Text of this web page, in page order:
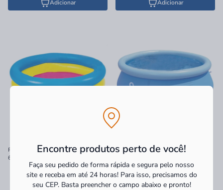
Encontre produtos perto de você!
Faça seu pedido de forma rápida e segura pelo nosso
site e receba em até 24 horas! Para isso, precisamos do
seu CEP. Basta preencher o campo abaixo e pronto!
Adicionar
Adicionar
Piscina inflável redonda para crianças
66L da Intex. Nas cores azul, amarela e
rosa. Compre agora online.
Piscina Inflável Uttil Azul e Branco